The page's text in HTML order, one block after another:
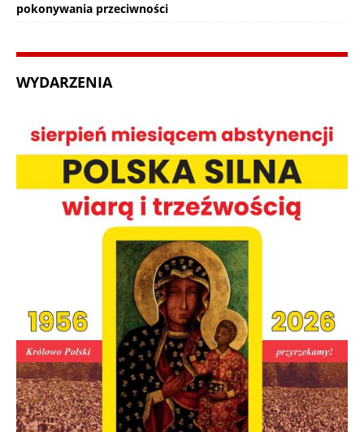
pokonywania przeciwności
WYDARZENIA